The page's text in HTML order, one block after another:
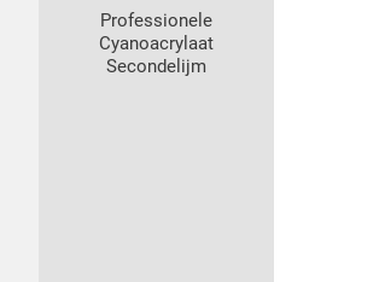
Professionele
Cyanoacrylaat
Secondelijm